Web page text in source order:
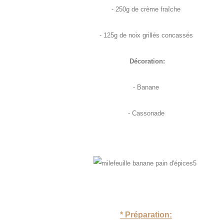
- 250g de crème fraîche
- 125g de noix grillés concassés
Décoration:
- Banane
- Cassonade
* Préparation: